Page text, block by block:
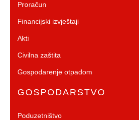
Proračun
Financijski izvještaji
Akti
Civilna zaštita
Gospodarenje otpadom
GOSPODARSTVO
Poduzetništvo